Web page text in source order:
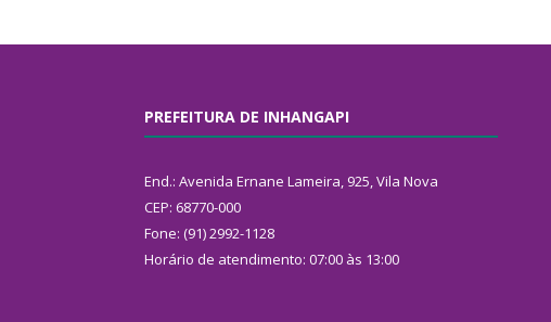
PREFEITURA DE INHANGAPI
End.: Avenida Ernane Lameira, 925, Vila Nova
CEP: 68770-000
Fone: (91) 2992-1128
Horário de atendimento: 07:00 às 13:00